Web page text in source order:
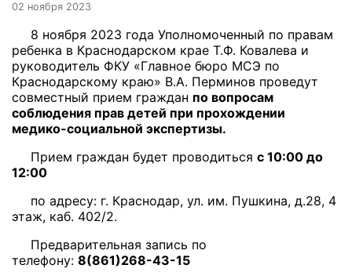
02 ноября 2023
8 ноября 2023 года Уполномоченный по правам
ребенка в Краснодарском крае Т.Ф. Ковалева и
руководитель ФКУ «Главное бюро МСЭ по
Краснодарскому краю» В.А. Перминов проведут
совместный прием граждан по вопросам
соблюдения прав детей при прохождении
медико-социальной экспертизы.
Прием граждан будет проводиться с 10:00 до
12:00
по адресу: г. Краснодар, ул. им. Пушкина, д.28, 4
этаж, каб. 402/2.
Предварительная запись по
телефону: 8(861)268-43-15